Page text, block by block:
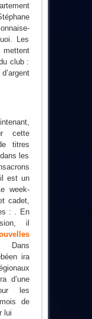
Les
mettent
club :
cette
titres
les
est un
week-
cadet,
: . En
il
. Dans
ira
d’une
les
de
lui